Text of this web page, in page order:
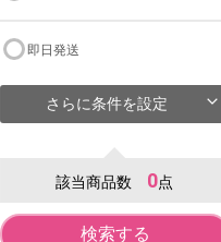
即日発送
さらに条件を設定
該当商品数 0点
検索する